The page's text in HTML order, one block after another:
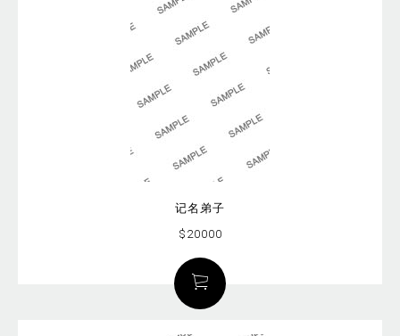
记名弟子
$20000